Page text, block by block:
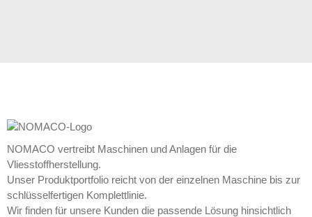
NOMACO vertreibt Maschinen und Anlagen für die
Vliesstoffherstellung.
Unser Produktportfolio reicht von der einzelnen Maschine bis zur
schlüsselfertigen Komplettlinie.
Wir finden für unsere Kunden die passende Lösung hinsichtlich